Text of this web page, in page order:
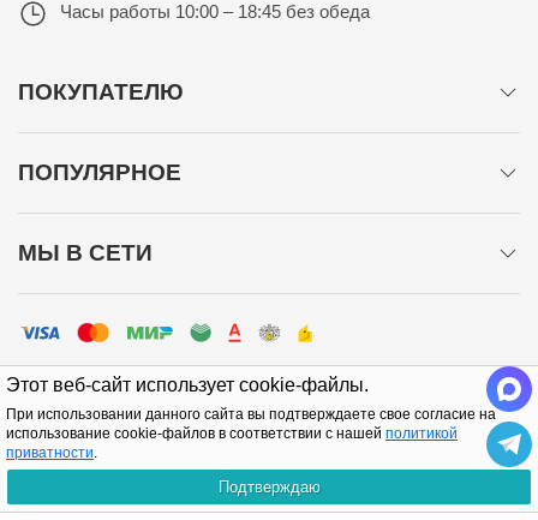
Этот веб-сайт использует cookie-файлы.
При использовании данного сайта вы подтверждаете свое согласие на
использование cookie-файлов в соответствии с нашей политикой
приватности.
Подтверждаю
Часы работы 10:00 – 18:45 без обеда
ПОКУПАТЕЛЮ
ПОПУЛЯРНОЕ
МЫ В СЕТИ
Copyright © 2005-2026 Все права защищены.